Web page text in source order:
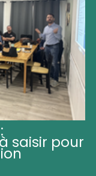
saisir pour